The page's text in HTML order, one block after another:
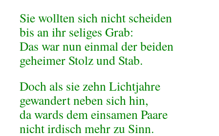
Sie wollten sich nicht scheiden
bis an ihr seliges Grab:
Das war nun einmal der beiden
geheimer Stolz und Stab.
Doch als sie zehn Lichtjahre
gewandert neben sich hin,
da wards dem einsamen Paare
nicht irdisch mehr zu Sinn.